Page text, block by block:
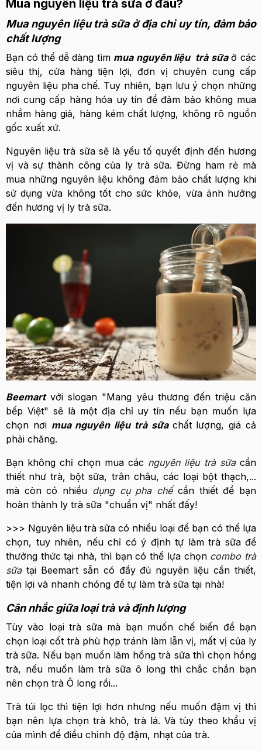
Mua nguyên liệu trà sữa ở đâu?
Mua nguyên liệu trà sữa ở địa chỉ uy tín, đảm bảo
chất lượng
Bạn có thể dễ dàng tìm mua nguyên liệu trà sữaở các
siêu thị, cửa hàng tiện lợi, đơn vị chuyên cung cấp
nguyên liệu pha chế. Tuy nhiên, bạn lưu ý chọn những
nơi cung cấp hàng hóa uy tín để đảm bảo không mua
nhầm hàng giả, hàng kém chất lượng, không rõ nguồn
gốc xuất xứ.
Nguyên liệu trà sữa sẽ là yếu tố quyết định đến hương
vị và sự thành công của ly trà sữa. Đừng ham rẻ mà
mua những nguyên liệu không đảm bảo chất lượng khi
sử dụng vừa không tốt cho sức khỏe, vừa ảnh hưởng
đến hương vị ly trà sữa.
Beemartvới slogan "Mang yêu thương đến triệu căn
bếp Việt" sẽ là một địa chỉ uy tín nếu bạn muốn lựa
chọn nơi mua nguyên liệu trà sữa chất lượng, giá cả
phải chăng.
Bạn không chỉ chọn mua các nguyên liệu trà sữacần
thiết như trà, bột sữa, trân châu, các loại bột thạch,...
mà còn có nhiều dụng cụ pha chếcần thiết để bạn
hoàn thành ly trà sữa "chuẩn vị" nhất đấy!
>>> Nguyên liệu trà sữa có nhiều loại để bạn có thể lựa
chọn, tuy nhiên, nếu chỉ có ý định tự làm trà sữa để
thưởng thức tại nhà, thì bạn có thể lựa chọn combo trà
sữatại Beemart sẵn có đầy đủ nguyên liệu cần thiết,
tiện lợi và nhanh chóng để tự làm trà sữa tại nhà!
Cân nhắc giữa loại trà và định lượng
Tùy vào loại trà sữa mà bạn muốn chế biến để bạn
chọn loại cốt trà phù hợp tránh làm lẫn vị, mất vị của ly
trà sữa. Nếu bạn muốn làm hồng trà sữa thì chọn hồng
trà, nếu muốn làm trà sữa ô long thì chắc chắn bạn
nên chọn trà Ô long rồi...
Trà túi lọc thì tiện lợi hơn nhưng nếu muốn đậm vị thì
bạn nên lựa chọn trà khô, trà lá. Và tùy theo khẩu vị
của mình để điều chỉnh độ đậm, nhạt của trà.